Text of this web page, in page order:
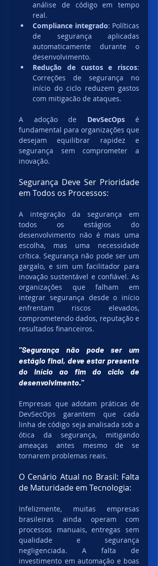
análise de código em tempo
real.
Compliance integrado: Políticas
de segurança aplicadas
automaticamente durante o
desenvolvimento.
Redução de custos e riscos:
Correções de segurança no
início do ciclo reduzem gastos
com mitigacão de ataques.
A adoção de DevSecOps é
fundamental para organizações que
desejam equilibrar rapidez e
segurança sem comprometer a
inovação.
Segurança Deve Ser Prioridade
em Todos os Processos:
A integração da segurança em
todos os estágios do
desenvolvimento não é mais uma
escolha, mas uma necessidade
crítica. Segurança não pode ser um
gargalo, e sim um facilitador para
inovação sustentável e confiável. As
organizações que falham em
integrar segurança desde o início
enfrentam riscos elevados,
comprometendo dados, reputação e
resultados financeiros.
"Segurança não pode ser um
estágio final, deve estar presente
do início ao fim do ciclo de
desenvolvimento."
Empresas que adotam práticas de
DevSecOps garantem que cada
linha de código seja analisada sob a
ótica da segurança, mitigando
ameaças antes mesmo de se
tornarem problemas reais.
O Cenário Atual no Brasil: Falta
de Maturidade em Tecnologia:
Infelizmente, muitas empresas
brasileiras ainda operam com
processos manuais, entregas sem
qualidade e segurança
negligenciada. A falta de
investimento em automação e boas